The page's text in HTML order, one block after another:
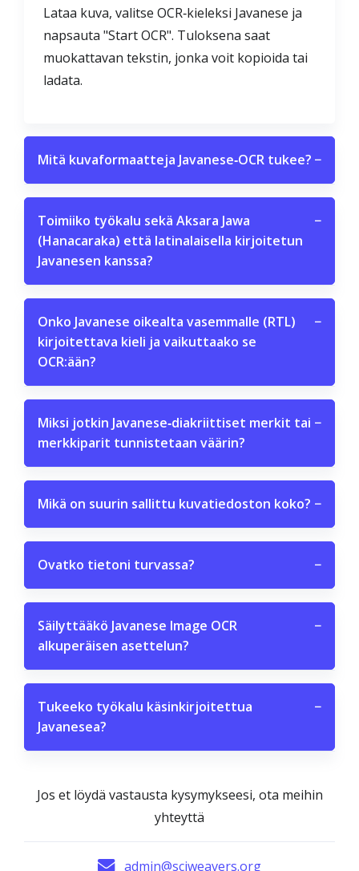
Lataa kuva, valitse OCR‑kieleksi Javanese ja
napsauta "Start OCR". Tuloksena saat
muokattavan tekstin, jonka voit kopioida tai
ladata.
Mitä kuvaformaatteja Javanese‑OCR tukee? −
Toimiiko työkalu sekä Aksara Jawa
(Hanacaraka) että latinalaisella kirjoitetun
Javanesen kanssa?
−
Onko Javanese oikealta vasemmalle (RTL)
kirjoitettava kieli ja vaikuttaako se
OCR:ään?
−
Miksi jotkin Javanese‑diakriittiset merkit tai
merkkiparit tunnistetaan väärin?
−
Mikä on suurin sallittu kuvatiedoston koko? −
Ovatko tietoni turvassa? −
Säilyttääkö Javanese Image OCR
alkuperäisen asettelun?
−
Tukeeko työkalu käsinkirjoitettua
Javanesea?
−
Jos et löydä vastausta kysymykseesi, ota meihin
yhteyttä
admin@sciweavers.org